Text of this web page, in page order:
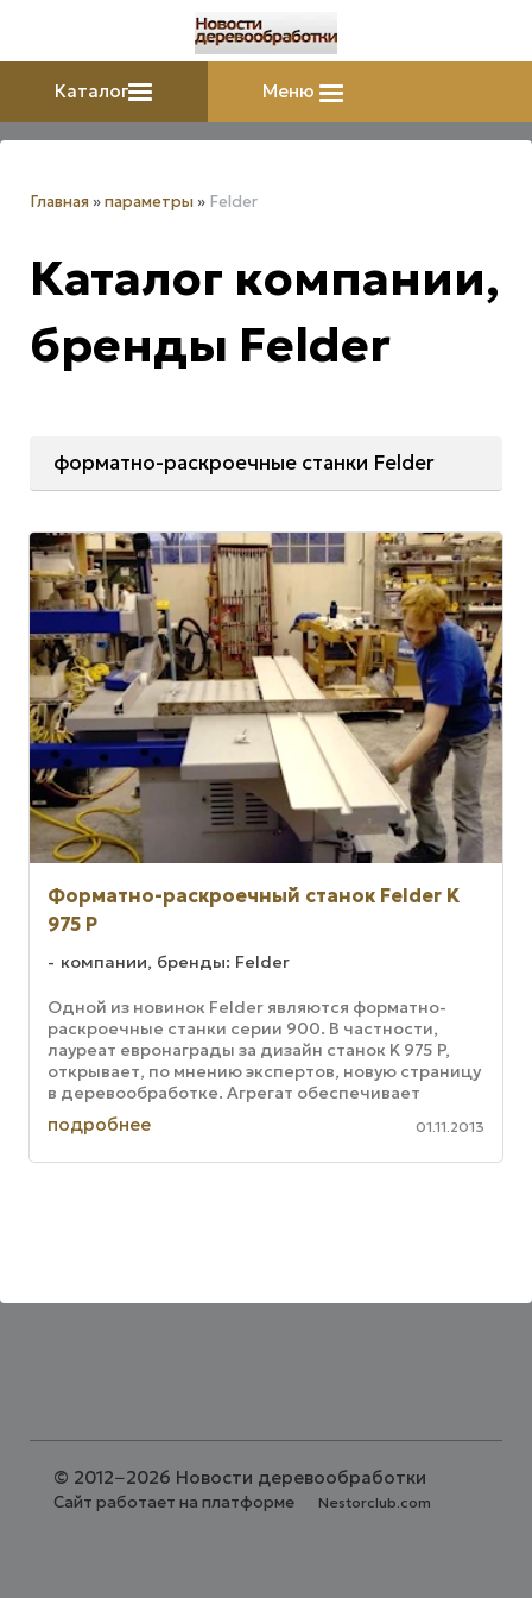
Каталог Меню
Главная »параметры » Felder
Каталог компании,
бренды Felder
форматно-раскроечные станки Felder
Форматно-раскроечный станок Felder K
975 P
компании, бренды: Felder
Одной из новинок Felder являются форматно-
раскроечные станки серии 900. В частности,
лауреат евронаграды за дизайн станок K 975 P,
открывает, по мнению экспертов, новую страницу
в деревообработке. Агрегат обеспечивает
максимальную ...
подробнее 01.11.2013
© 2012−2026 Новости деревообработки
Сайт работает на платформе Nestorclub.com